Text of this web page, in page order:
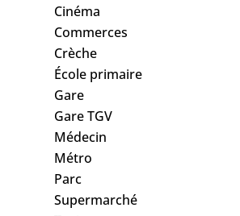
Cinéma
Commerces
Crèche
École primaire
Gare
Gare TGV
Médecin
Métro
Parc
Supermarché